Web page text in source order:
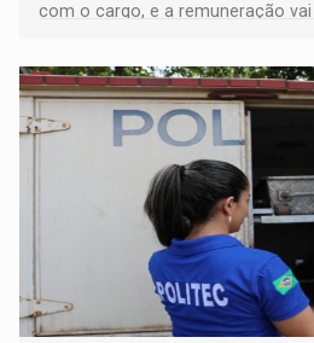
com o cargo, e a remuneração vai